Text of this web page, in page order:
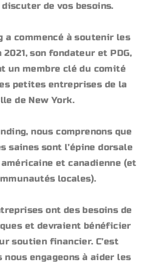
de vos besoins.
a commencé à soutenir les
son fondateur et PDG,
un membre clé du comité
petites entreprises de la
de New York.
nous comprenons que
saines sont l’épine dorsale
et canadienne (et
locales).
ont des besoins de
et devraient bénéficier
soutien financier. C’est
nous engageons à aider les